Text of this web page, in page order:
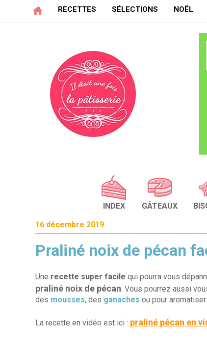
RECETTES SÉLECTIONS NOËL
INDEX GÂTEAUX
16 décembre 2019
Praliné noix de pécan
Une recette super facile qui pourra vous
praliné noix de pécan. Vous pourrez aussi
des mousses, des ganaches ou pour
La recette en vidéo est ici : praliné pécan en